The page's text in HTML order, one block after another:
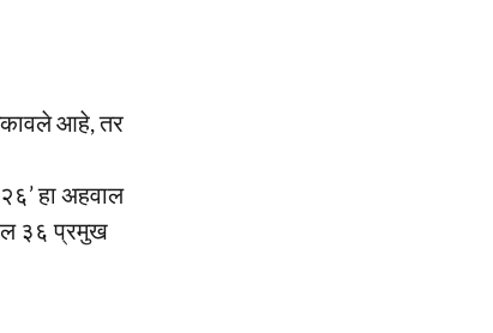
आहे, तर
हा अहवाल
३६ प्रमुख